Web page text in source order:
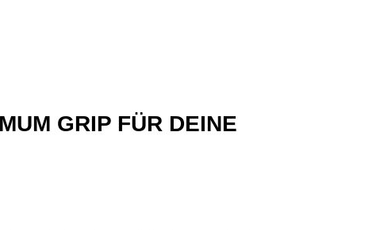
GRIP FÜR DEINE